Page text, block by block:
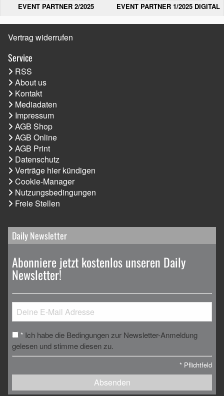
EVENT PARTNER 2/2025 EVENT PARTNER 1/2025 DIGITAL
Vertrag widerrufen
Service
RSS
About us
Kontakt
Mediadaten
Impressum
AGB Shop
AGB Online
AGB Print
Datenschutz
Verträge hier kündigen
Cookie-Manager
Nutzungsbedingungen
Freie Stellen
Daily Newsletter
Abonniere jetzt kostenlos unseren Daily
Newsletter!
* Ich habe die Bedingungen zur Newsletter-Anmeldung
gelesen und stimme diesen zu.
* Pflichtfeld
Absenden